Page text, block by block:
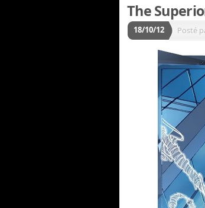
The
18/10/12 Posté